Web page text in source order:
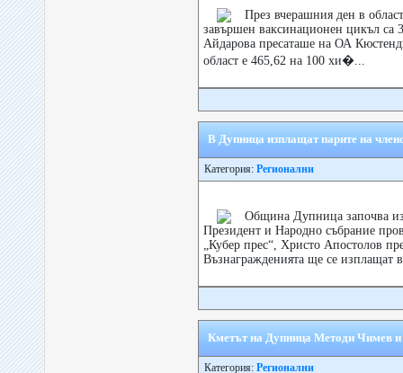
През вчерашния ден в
завършен ваксинационен цикъл са
Айдарова пресаташе на ОА
област е 465,62 на 100 хи�...
В Дупница изплащат парите на
Категория: Регионални
Община Дупница започва
Президент и Народно събрание
„Кубер прес“, Христо Апостолов
Възнагражденията ще се изплащат
Кметът на Дупница Методи Чимев
Категория: Регионални